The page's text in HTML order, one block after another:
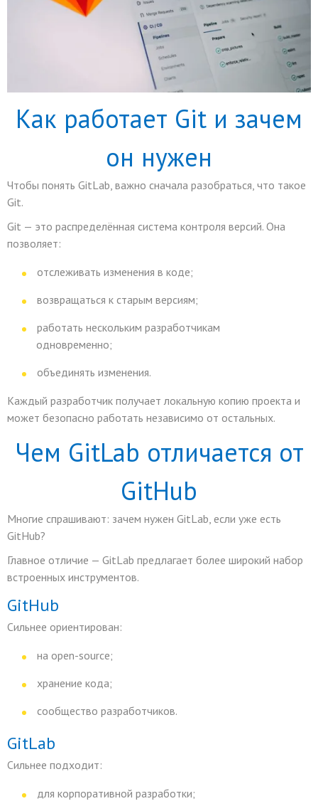
Как работает Git и зачем
он нужен
Чтобы понять GitLab, важно сначала разобраться, что такое
Git.
Git — это распределённая система контроля версий. Она
позволяет:
отслеживать изменения в коде;
возвращаться к старым версиям;
работать нескольким разработчикам
одновременно;
объединять изменения.
Каждый разработчик получает локальную копию проекта и
может безопасно работать независимо от остальных.
Чем GitLab отличается от
GitHub
Многие спрашивают: зачем нужен GitLab, если уже есть
GitHub?
Главное отличие — GitLab предлагает более широкий набор
встроенных инструментов.
GitHub
Сильнее ориентирован:
на open-source;
хранение кода;
сообщество разработчиков.
GitLab
Сильнее подходит:
для корпоративной разработки;